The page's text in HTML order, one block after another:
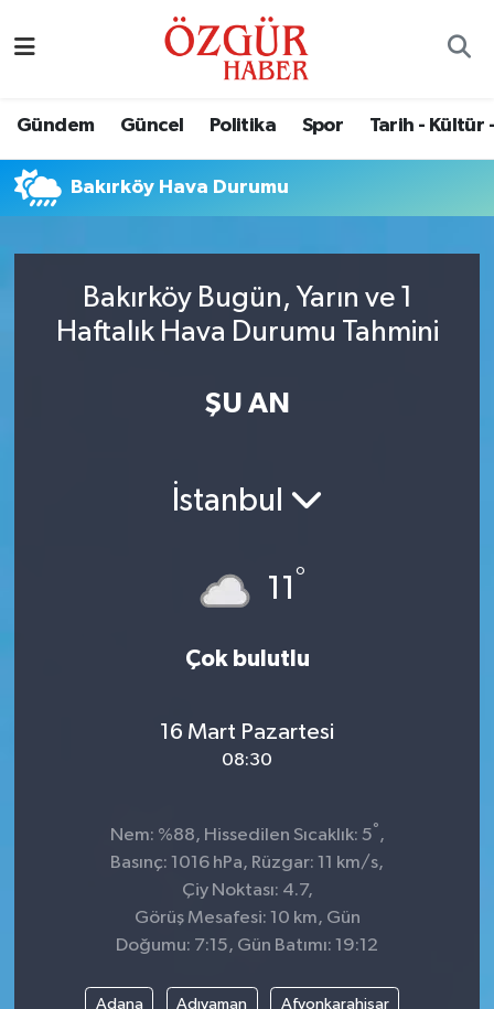
Gündem Güncel Politika Spor Tarih - Kültür
Bakırköy Hava Durumu
Bakırköy Bugün, Yarın ve 1
Haftalık Hava Durumu Tahmini
ŞU AN
İstanbul
11 °
Çok bulutlu
16 Mart Pazartesi
08:30
Nem: %88, Hissedilen Sıcaklık: 5° ,
Basınç: 1016 hPa, Rüzgar: 11 km/s,
Çiy Noktası: 4.7,
Görüş Mesafesi: 10 km, Gün
Doğumu: 7:15, Gün Batımı: 19:12
Adana Adıyaman Afyonkarahisar
Eğitim
Ekonomi
Güncel
Tarih - Kültür - Sanat - Turizm
Nöbetçi Eczaneler
Namaz Vakitleri
Trafik Durumu
Süper Lig Puan Durumu ve Fikstür
Son Dakika Haberleri